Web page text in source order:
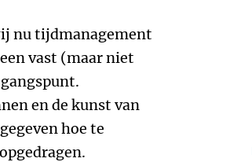
nu tijdmanagement
vast (maar niet
en de kunst van
hoe te